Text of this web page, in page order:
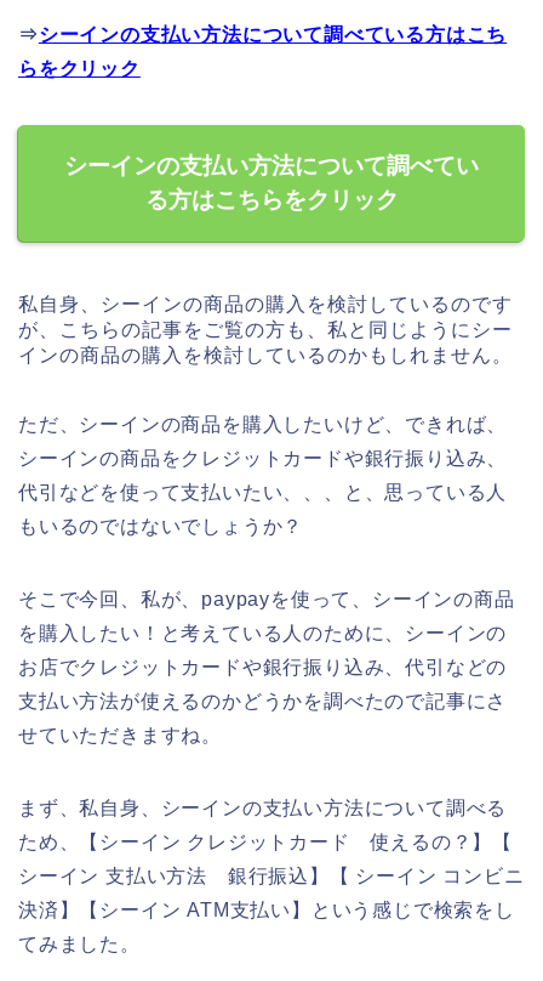
⇒シーインの支払い方法について調べている方はこち
らをクリック
シーインの支払い方法について調べてい
る方はこちらをクリック
私自身、シーインの商品の購入を検討しているのです
が、こちらの記事をご覧の方も、私と同じようにシー
インの商品の購入を検討しているのかもしれません。
ただ、シーインの商品を購入したいけど、できれば、
シーインの商品をクレジットカードや銀行振り込み、
代引などを使って支払いたい、、、と、思っている人
もいるのではないでしょうか？
そこで今回、私が、paypayを使って、シーインの商品
を購入したい！と考えている人のために、シーインの
お店でクレジットカードや銀行振り込み、代引などの
支払い方法が使えるのかどうかを調べたので記事にさ
せていただきますね。
まず、私自身、シーインの支払い方法について調べる
ため、【シーイン クレジットカード 使えるの？】【
シーイン 支払い方法 銀行振込】【 シーイン コンビニ
決済】【シーイン ATM支払い】という感じで検索をし
てみました。